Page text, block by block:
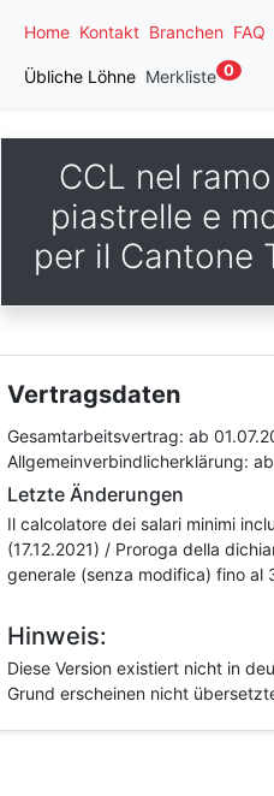
Home Kontakt Branchen FAQ
Übliche Löhne Merkliste 0
CCL nel
piastrelle e
per il Cantone
Vertragsdaten
Gesamtarbeitsvertrag: ab
Allgemeinverbindlicherklärung:
Letzte Änderungen
Il calcolatore dei salari minimi
(17.12.2021) / Proroga della
generale (senza modifica) fino al
Hinweis:
Diese Version existiert nicht in
Grund erscheinen nicht